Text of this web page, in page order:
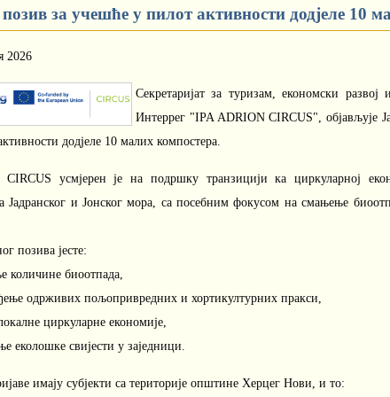
за учешће у пилот активности додјеле 10
2026
Секретаријат за туризам, економски
Интеррег "IPA ADRION CIRCUS", објављује
додјеле 10 малих компостера.
CIRCUS усмјерен је на подршку транзицији ка циркуларној
Јадранског и Јонског мора, са посебним фокусом на смањење
позива јесте:
количине биоотпада,
одрживих пољопривредних и хортикултурних пракси,
циркуларне економије,
еколошке свијести у заједници.
имају субјекти са територије општине Херцег Нови, и то: